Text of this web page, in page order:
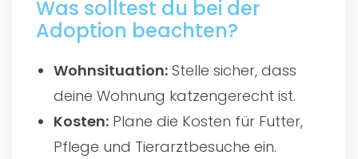
Was solltest du bei der
Adoption beachten?
Wohnsituation: Stelle sicher, dass
deine Wohnung katzengerecht ist.
Kosten: Plane die Kosten für Futter,
Pflege und Tierarztbesuche ein.